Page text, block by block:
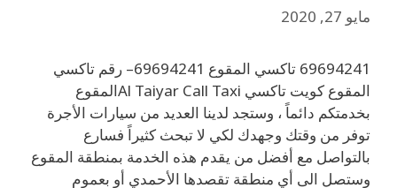
مايو 27, 2020
69694241 تاكسي المقوع 69694241– رقم تاكسي
المقوع كويت تاكسي Al Taiyar Call Taxiالمقوع
بخدمتكم دائماً ، وستجد لدينا العديد من سيارات الأجرة
توفر من وقتك وجهدك لكي لا تبحث كثيراً فسارع
بالتواصل مع أفضل من يقدم هذه الخدمة بمنطقة المقوع
وستصل الى أي منطقة تقصدها الأحمدي أو بعموم